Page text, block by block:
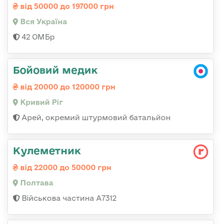
від 50000 до 197000 грн
Вся Україна
42 ОМБр
Бойовий медик
від 20000 до 120000 грн
Кривий Ріг
Арей, окремий штурмовий батальйон
Кулеметник
від 22000 до 50000 грн
Полтава
Військова частина А7312